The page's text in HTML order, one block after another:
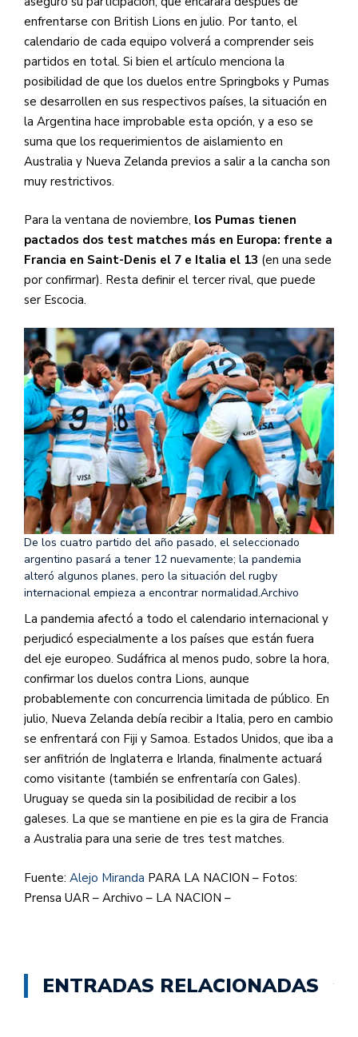
enfrentarse con British Lions en julio. Por tanto, el
calendario de cada equipo volverá a comprender seis
partidos en total. Si bien el artículo menciona la
posibilidad de que los duelos entre Springboks y Pumas
se desarrollen en sus respectivos países, la situación en
la Argentina hace improbable esta opción, y a eso se
suma que los requerimientos de aislamiento en
Australia y Nueva Zelanda previos a salir a la cancha son
muy restrictivos.
Para la ventana de noviembre, los Pumas tienen
pactados dos test matches más en Europa: frente a
Francia en Saint-Denis el 7 e Italia el 13 (en una sede
por confirmar). Resta definir el tercer rival, que puede
ser Escocia.
De los cuatro partido del año pasado, el seleccionado
argentino pasará a tener 12 nuevamente; la pandemia
alteró algunos planes, pero la situación del rugby
internacional empieza a encontrar normalidad.Archivo
La pandemia afectó a todo el calendario internacional y
perjudicó especialmente a los países que están fuera
del eje europeo. Sudáfrica al menos pudo, sobre la hora,
confirmar los duelos contra Lions, aunque
probablemente con concurrencia limitada de público. En
julio, Nueva Zelanda debía recibir a Italia, pero en cambio
se enfrentará con Fiji y Samoa. Estados Unidos, que iba a
ser anfitrión de Inglaterra e Irlanda, finalmente actuará
como visitante (también se enfrentaría con Gales).
Uruguay se queda sin la posibilidad de recibir a los
galeses. La que se mantiene en pie es la gira de Francia
a Australia para una serie de tres test matches.
Fuente: Alejo Miranda PARA LA NACION – Fotos:
Prensa UAR – Archivo – LA NACION –
ENTRADAS RELACIONADAS